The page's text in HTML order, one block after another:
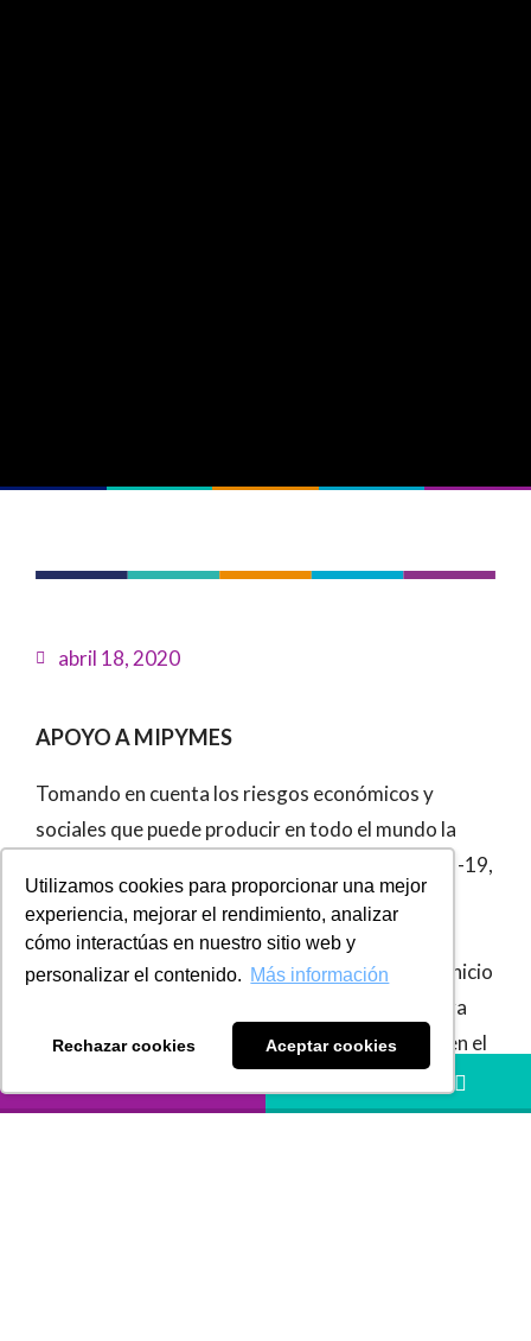
Utilizamos cookies para proporcionar una mejor
experiencia, mejorar el rendimiento, analizar
cómo interactúas en nuestro sitio web y
personalizar el contenido. Más información
Rechazar cookies Aceptar cookies
abril 18, 2020
APOYO A MIPYMES
Tomando en cuenta los riesgos económicos y
sociales que puede producir en todo el mundo la
esperada recesión económica a causa del Covid -19,
el presidente de la república Iván Duque ha
propuesto, en su alocución diaria “Prevención y
Acción” emitida ininterrumpidamente desde el inicio
de la emergencia, tres importantes medidas para
apoyar a los empresarios y proteger el empleo en el